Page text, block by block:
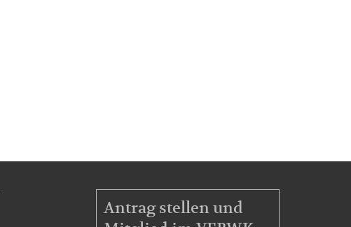
MITGLIEDSCHAFT
Antrag stellen und